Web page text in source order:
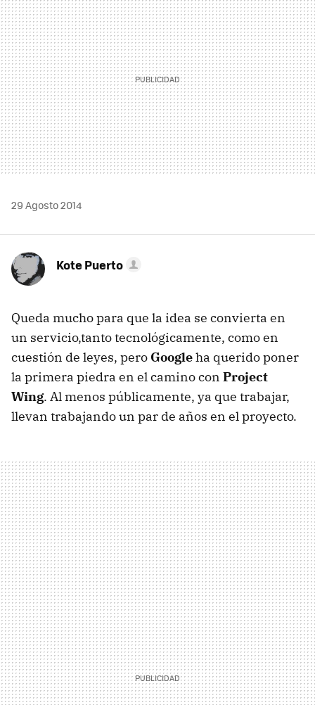
29 Agosto 2014
Kote Puerto
Queda mucho para que la idea se convierta en
un servicio,tanto tecnológicamente, como en
cuestión de leyes, pero Googleha querido poner
la primera piedra en el camino con Project
Wing. Al menos públicamente, ya que trabajar,
llevan trabajando un par de años en el proyecto.